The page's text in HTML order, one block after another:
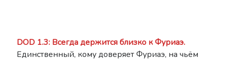
DOD 1.3: Всегда держится близко к Фуриаэ.
Единственный, кому доверяет Фуриаэ, на чьём